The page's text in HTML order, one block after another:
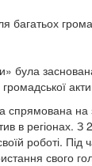
була
спрямована
в регіонах.
роботі.